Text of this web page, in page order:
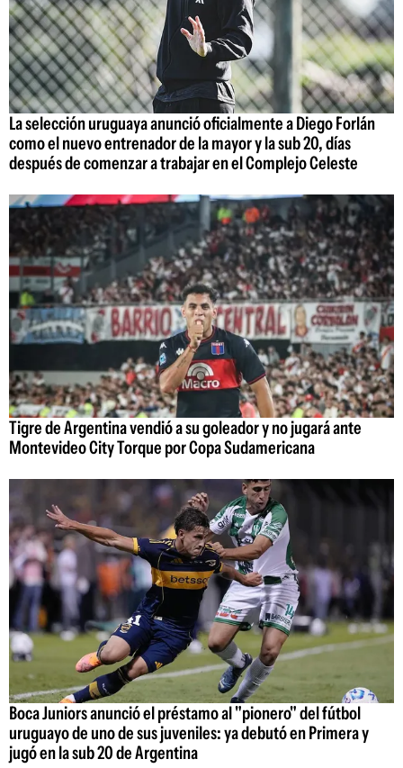
La selección uruguaya anunció oficialmente a Diego Forlán
como el nuevo entrenador de la mayor y la sub 20, días
después de comenzar a trabajar en el Complejo Celeste
Tigre de Argentina vendió a su goleador y no jugará ante
Montevideo City Torque por Copa Sudamericana
Boca Juniors anunció el préstamo al "pionero" del fútbol
uruguayo de uno de sus juveniles: ya debutó en Primera y
jugó en la sub 20 de Argentina